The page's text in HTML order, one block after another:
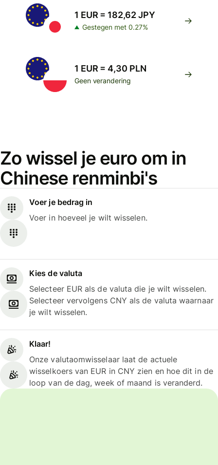
1 EUR = 182,62 JPY
Gestegen met 0.27%
1 EUR = 4,30 PLN
Geen verandering
Zo wissel je euro om in
Chinese renminbi's
Voer je bedrag in
Voer in hoeveel je wilt wisselen.
Kies de valuta
Selecteer EUR als de valuta die je wilt wisselen.
Selecteer vervolgens CNY als de valuta waarnaar
je wilt wisselen.
Klaar!
Onze valutaomwisselaar laat de actuele
wisselkoers van EUR in CNY zien en hoe dit in de
loop van de dag, week of maand is veranderd.